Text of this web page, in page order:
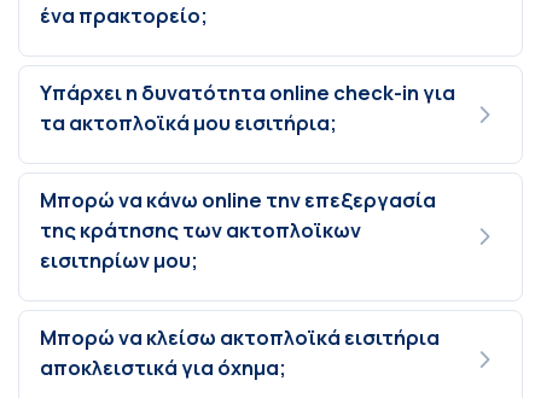
ένα πρακτορείο;
Υπάρχει η δυνατότητα online check-in για
τα ακτοπλοϊκά μου εισιτήρια;
Μπορώ να κάνω online την επεξεργασία
της κράτησης των ακτοπλοϊκων
εισιτηρίων μου;
Μπορώ να κλείσω ακτοπλοϊκά εισιτήρια
αποκλειστικά για όχημα;